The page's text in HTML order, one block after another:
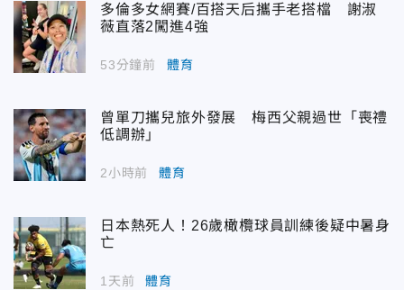
多倫多女網賽/百搭天后攜手老搭檔 謝淑
薇直落2闖進4強
53分鐘前 體育
曾單刀攜兒旅外發展 梅西父親過世「喪禮
低調辦」
2小時前 體育
日本熱死人！26歲橄欖球員訓練後疑中暑身
亡
1天前 體育